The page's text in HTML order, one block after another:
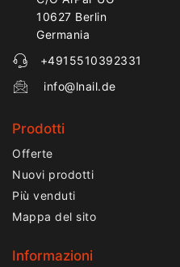
10627 Berlin
Germania
+4915510392331
info@lnail.de
Prodotti
Offerte
Nuovi prodotti
Più venduti
Mappa del sito
Informazioni